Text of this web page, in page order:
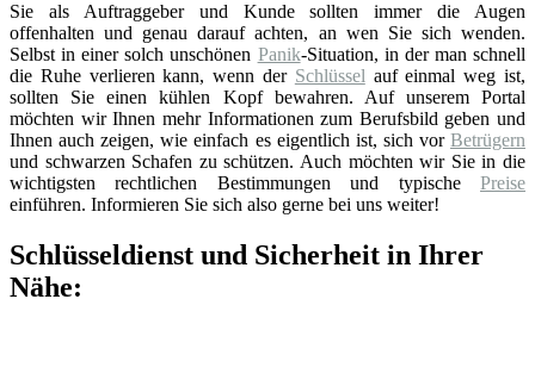
Sie als Auftraggeber und Kunde sollten immer die Augen
offenhalten und genau darauf achten, an wen Sie sich wenden.
Selbst in einer solch unschönen Panik-Situation, in der man schnell
die Ruhe verlieren kann, wenn der Schlüssel auf einmal weg ist,
sollten Sie einen kühlen Kopf bewahren. Auf unserem Portal
möchten wir Ihnen mehr Informationen zum Berufsbild geben und
Ihnen auch zeigen, wie einfach es eigentlich ist, sich vor Betrügern
und schwarzen Schafen zu schützen. Auch möchten wir Sie in die
wichtigsten rechtlichen Bestimmungen und typische Preise
einführen. Informieren Sie sich also gerne bei uns weiter!
Schlüsseldienst und Sicherheit in Ihrer
Nähe: